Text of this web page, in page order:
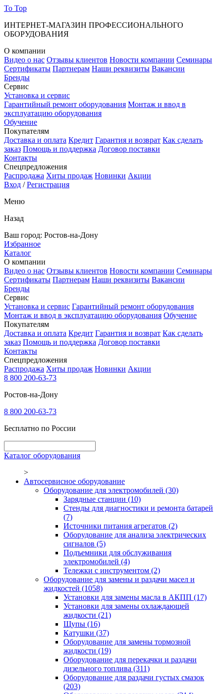
To Top
ИНТЕРНЕТ-МАГАЗИН ПРОФЕССИОНАЛЬНОГО
ОБОРУДОВАНИЯ
О компании
Видео о нас Отзывы клиентов Новости компании Семинары
Сертификаты Партнерам Наши реквизиты Вакансии
Бренды
Сервис
Установка и сервис
Гарантийный ремонт оборудования Монтаж и ввод в
эксплуатацию оборудования
Обучение
Покупателям
Доставка и оплата Кредит Гарантия и возврат Как сделать
заказ Помощь и поддержка Договор поставки
Контакты
Спецпредложения
Распродажа Хиты продаж Новинки Акции
Вход /Регистрация
Меню
Назад
Ваш город: Ростов-на-Дону
Избранное
Каталог
О компании
Видео о нас Отзывы клиентов Новости компании Семинары
Сертификаты Партнерам Наши реквизиты Вакансии
Бренды
Сервис
Установка и сервис Гарантийный ремонт оборудования
Монтаж и ввод в эксплуатацию оборудования Обучение
Покупателям
Доставка и оплата Кредит Гарантия и возврат Как сделать
заказ Помощь и поддержка Договор поставки
Контакты
Спецпредложения
Распродажа Хиты продаж Новинки Акции
8 800 200-63-73
Ростов-на-Дону
8 800 200-63-73
Бесплатно по России
Каталог оборудования
>
Автосервисное оборудование
Оборудование для электромобилей (30)
Зарядные станции (10)
Стенды для диагностики и ремонта батарей
(7)
Источники питания агрегатов (2)
Оборудование для анализа электрических
сигналов (5)
Подъемники для обслуживания
электромобилей (4)
Тележки с инструментом (2)
Оборудование для замены и раздачи масел и
жидкостей (1058)
Установки для замены масла в АКПП (17)
Установки для замены охлаждающей
жидкости (21)
Щупы (16)
Катушки (37)
Оборудование для замены тормозной
жидкости (19)
Оборудование для перекачки и раздачи
дизельного топлива (311)
Оборудование для раздачи густых смазок
(203)